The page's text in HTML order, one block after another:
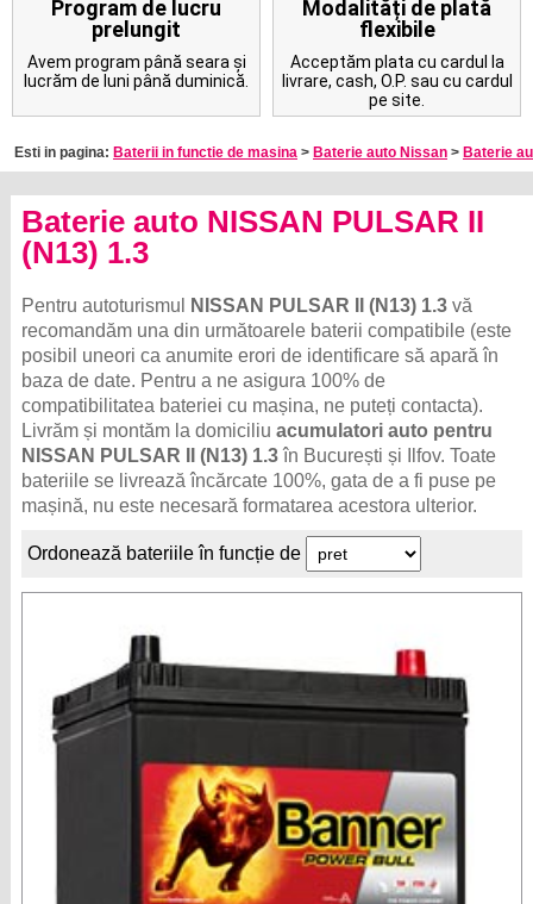
pe site.
Esti in pagina:Baterii in functie de masina>Baterie auto Nissan>Baterie
(N13) 1.3
Pentru autoturismulNISSAN PULSAR II (N13) 1.3vă
recomandăm una din următoarele baterii compatibile (este
posibil uneori ca anumite erori de identificare să apară în
compatibilitatea bateriei cu mașina, ne puteți contacta).
Livrăm și montăm la domiciliuacumulatori auto pentru
NISSAN PULSAR II (N13) 1.3 în București și Ilfov. Toate
bateriile se livrează încărcate 100%, gata de a fi puse pe
mașină, nu este necesară formatarea acestora ulterior.
Ordonează bateriile în funcție de